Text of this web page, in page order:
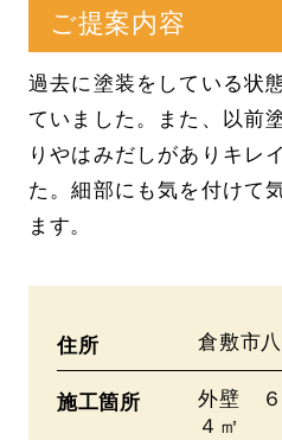
ご提案内容
過去に塗装をしている状
ていました。また、以前
りやはみだしがありキレ
た。細部にも気を付けて
ます。
住所 倉敷市
施工箇所
外壁
４㎡